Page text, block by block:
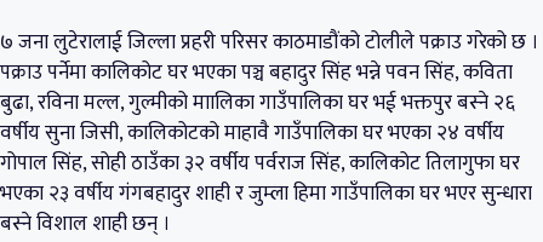
७ जना लुटेरालाई जिल्ला प्रहरी परिसर काठमाडौंको टोलीले पक्राउ गरेको छ ।
पक्राउ पर्नेमा कालिकोट घर भएका पञ्च बहादुर सिंह भन्ने पवन सिंह, कविता
बुढा, रविना मल्ल, गुल्मीको माालिका गाउँपालिका घर भई भक्तपुर बस्ने २६
वर्षीय सुना जिसी, कालिकोटको माहावै गाउँपालिका घर भएका २४ वर्षीय
गोपाल सिंह, सोही ठाउँका ३२ वर्षीय पर्वराज सिंह, कालिकोट तिलागुफा घर
भएका २३ वर्षीय गंगबहादुर शाही र जुम्ला हिमा गाउँपालिका घर भएर सुन्धारा
बस्ने विशाल शाही छन् ।